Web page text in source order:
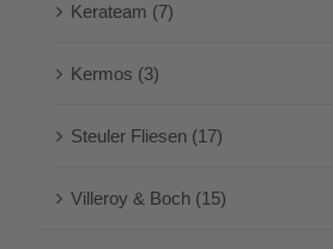
Kerateam (7)
Kermos (3)
Steuler Fliesen (17)
Villeroy & Boch (15)